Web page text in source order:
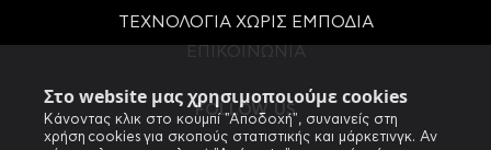
Στο website μας χρησιμοποιούμε cookies
Κάνοντας κλικ στο κουμπί "Αποδοχή", συναινείς στη
χρήση cookies για σκοπούς στατιστικής και μάρκετινγκ. Αν
ΤΕΧΝΟΛΟΓΙΑ ΧΩΡΙΣ ΕΜΠΟΔΙΑ
FOLLOW US